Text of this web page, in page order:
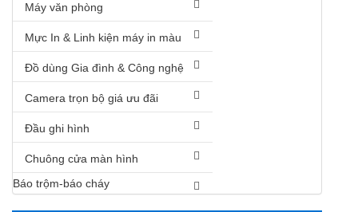
Máy văn phòng
Mực In & Linh kiện máy in màu
Đồ dùng Gia đình & Công nghệ
Camera trọn bộ giá ưu đãi
Đầu ghi hình
Chuông cửa màn hình
Báo trộm-báo cháy